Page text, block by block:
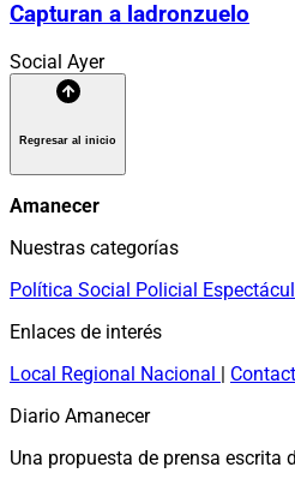
Capturan a ladronzuelo
Social Ayer
Regresar al inicio
Amanecer
Nuestras categorías
Política Social Policial
Enlaces de interés
Local Regional Nacional |
Diario Amanecer
Una propuesta de prensa escrita